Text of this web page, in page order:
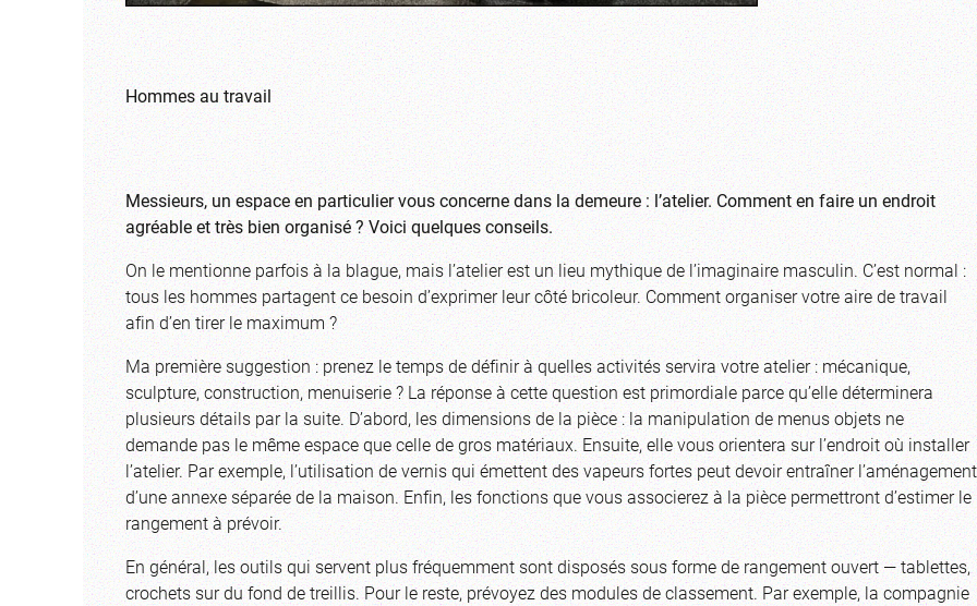
Hommes au travail
Messieurs, un espace en particulier vous concerne dans la demeure : l’atelier. Comment en faire un endroit
agréable et très bien organisé ? Voici quelques conseils.
On le mentionne parfois à la blague, mais l’atelier est un lieu mythique de l’imaginaire masculin. C’est normal :
tous les hommes partagent ce besoin d’exprimer leur côté bricoleur. Comment organiser votre aire de travail
afin d’en tirer le maximum ?
Ma première suggestion : prenez le temps de définir à quelles activités servira votre atelier : mécanique,
sculpture, construction, menuiserie ? La réponse à cette question est primordiale parce qu’elle déterminera
plusieurs détails par la suite. D’abord, les dimensions de la pièce : la manipulation de menus objets ne
demande pas le même espace que celle de gros matériaux. Ensuite, elle vous orientera sur l’endroit où installer
l’atelier. Par exemple, l’utilisation de vernis qui émettent des vapeurs fortes peut devoir entraîner l’aménagement
d’une annexe séparée de la maison. Enfin, les fonctions que vous associerez à la pièce permettront d’estimer le
rangement à prévoir.
En général, les outils qui servent plus fréquemment sont disposés sous forme de rangement ouvert — tablettes,
crochets sur du fond de treillis. Pour le reste, prévoyez des modules de classement. Par exemple, la compagnie